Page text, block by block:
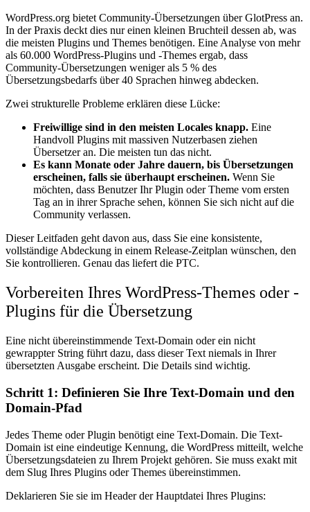
WordPress.org bietet Community-Übersetzungen über GlotPress an.
In der Praxis deckt dies nur einen kleinen Bruchteil dessen ab, was
die meisten Plugins und Themes benötigen. Eine Analyse von mehr
als 60.000 WordPress-Plugins und -Themes ergab, dass
Community-Übersetzungen weniger als 5 % des
Übersetzungsbedarfs über 40 Sprachen hinweg abdecken.
Zwei strukturelle Probleme erklären diese Lücke:
Freiwillige sind in den meisten Locales knapp. Eine
Handvoll Plugins mit massiven Nutzerbasen ziehen
Übersetzer an. Die meisten tun das nicht.
Es kann Monate oder Jahre dauern, bis Übersetzungen
erscheinen, falls sie überhaupt erscheinen. Wenn Sie
möchten, dass Benutzer Ihr Plugin oder Theme vom ersten
Tag an in ihrer Sprache sehen, können Sie sich nicht auf die
Community verlassen.
Dieser Leitfaden geht davon aus, dass Sie eine konsistente,
vollständige Abdeckung in einem Release-Zeitplan wünschen, den
Sie kontrollieren. Genau das liefert die PTC.
Vorbereiten Ihres WordPress-Themes oder -
Plugins für die Übersetzung
Eine nicht übereinstimmende Text-Domain oder ein nicht
gewrappter String führt dazu, dass dieser Text niemals in Ihrer
übersetzten Ausgabe erscheint. Die Details sind wichtig.
Schritt 1: Definieren Sie Ihre Text-Domain und den
Domain-Pfad
Jedes Theme oder Plugin benötigt eine Text-Domain. Die Text-
Domain ist eine eindeutige Kennung, die WordPress mitteilt, welche
Übersetzungsdateien zu Ihrem Projekt gehören. Sie muss exakt mit
dem Slug Ihres Plugins oder Themes übereinstimmen.
Deklarieren Sie sie im Header der Hauptdatei Ihres Plugins: